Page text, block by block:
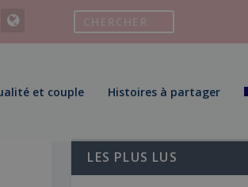
et couple Histoires à partager
LES PLUS LUS